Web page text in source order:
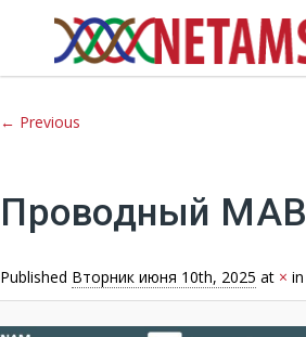
Image navigation
← Previous
Проводный MAB
Published Вторник июня 10th, 2025 at × in